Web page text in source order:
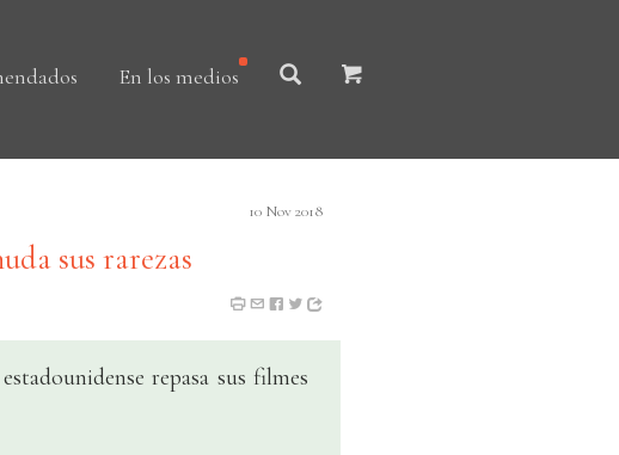
En los medios
10 Nov 2018
sus rarezas
repasa sus filmes